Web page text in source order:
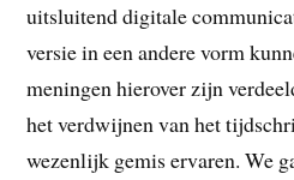
uitsluitend digitale
versie in een andere vorm
meningen hierover zijn
het verdwijnen van het
wezenlijk gemis ervaren. We